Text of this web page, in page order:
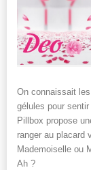
On connaissait
gélules pour
Pillbox propose
ranger au placard
Mademoiselle ou
Ah ?